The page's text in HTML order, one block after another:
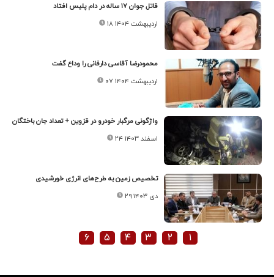
قاتل جوان ۱۷ ساله در دام پلیس افتاد
۱۸ اردیبهشت ۱۴۰۴
محمودرضا آقاسی دارفانی را وداع گفت
۰۷ اردیبهشت ۱۴۰۴
واژگونی مرگبار خودرو در قزوین + تعداد جان باختگان
۲۴ اسفند ۱۴۰۳
تخصیص زمین به طرح‌های انرژی خورشیدی
۲۹ دی ۱۴۰۳
۱ ۲ ۳ ۴ ۵ ۶